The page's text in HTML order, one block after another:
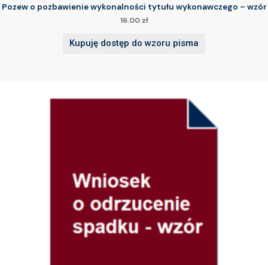
Pozew o pozbawienie wykonalności tytułu wykonawczego – wzór
16.00 zł
Kupuję dostęp do wzoru pisma